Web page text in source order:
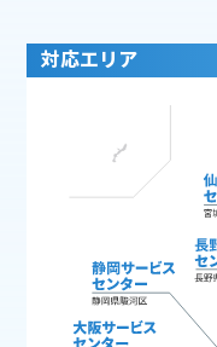
対応エリア